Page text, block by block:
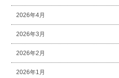
2026年4月
2026年3月
2026年2月
2026年1月